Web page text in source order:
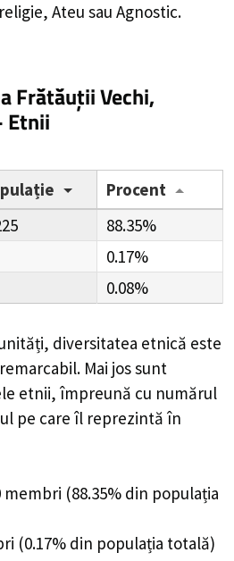
Ateu sau Agnostic.
Frătăuții Vechi,
Etnii
Procent
88.35%
0.17%
0.08%
diversitatea etnică este
Mai jos sunt
etnii, împreună cu numărul
pe care îl reprezintă în
membri (88.35% din populația
(0.17% din populația totală)